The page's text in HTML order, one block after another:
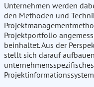
Unternehmen werden
den Methoden und
Projektportfolio
beinhaltet. Aus der
stellt sich darauf